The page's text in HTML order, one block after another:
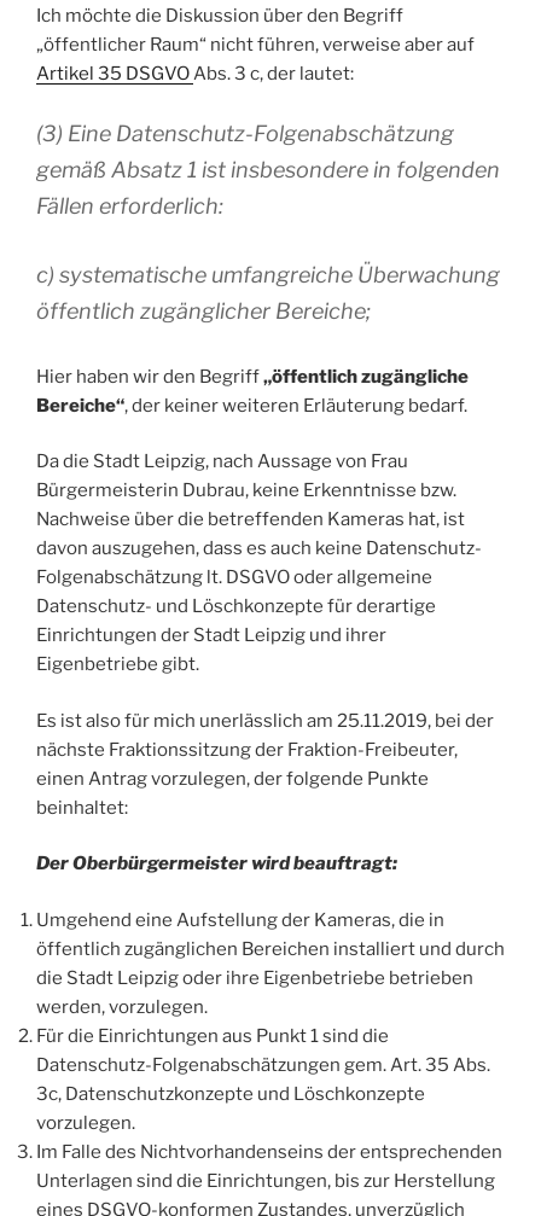
Ich möchte die Diskussion über den Begriff
„öffentlicher Raum“ nicht führen, verweise aber auf
Artikel 35 DSGVOAbs. 3 c, der lautet:
(3) Eine Datenschutz-Folgenabschätzung
gemäß Absatz 1 ist insbesondere in folgenden
Fällen erforderlich:
c) systematische umfangreiche Überwachung
öffentlich zugänglicher Bereiche;
Hier haben wir den Begriff„öffentlich zugängliche
Bereiche“, der keiner weiteren Erläuterung bedarf.
Da die Stadt Leipzig, nach Aussage von Frau
Bürgermeisterin Dubrau, keine Erkenntnisse bzw.
Nachweise über die betreffenden Kameras hat, ist
davon auszugehen, dass es auch keine Datenschutz-
Folgenabschätzung lt. DSGVO oder allgemeine
Datenschutz- und Löschkonzepte für derartige
Einrichtungen der Stadt Leipzig und ihrer
Eigenbetriebe gibt.
Es ist also für mich unerlässlich am 25.11.2019, bei der
nächste Fraktionssitzung der Fraktion-Freibeuter,
einen Antrag vorzulegen, der folgende Punkte
beinhaltet:
Der Oberbürgermeister wird beauftragt:
Umgehend eine Aufstellung der Kameras, die in
öffentlich zugänglichen Bereichen installiert und durch
die Stadt Leipzig oder ihre Eigenbetriebe betrieben
werden, vorzulegen.
Für die Einrichtungen aus Punkt 1 sind die
Datenschutz-Folgenabschätzungen gem. Art. 35 Abs.
3c, Datenschutzkonzepte und Löschkonzepte
vorzulegen.
Im Falle des Nichtvorhandenseins der entsprechenden
Unterlagen sind die Einrichtungen, bis zur Herstellung
eines DSGVO-konformen Zustandes, unverzüglich